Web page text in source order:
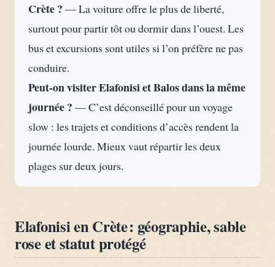
Crète ? — La voiture offre le plus de liberté,
surtout pour partir tôt ou dormir dans l’ouest. Les
bus et excursions sont utiles si l’on préfère ne pas
conduire.
Peut-on visiter Elafonisi et Balos dans la même
journée ? — C’est déconseillé pour un voyage
slow : les trajets et conditions d’accès rendent la
journée lourde. Mieux vaut répartir les deux
plages sur deux jours.
Elafonisi en Crète : géographie, sable
rose et statut protégé